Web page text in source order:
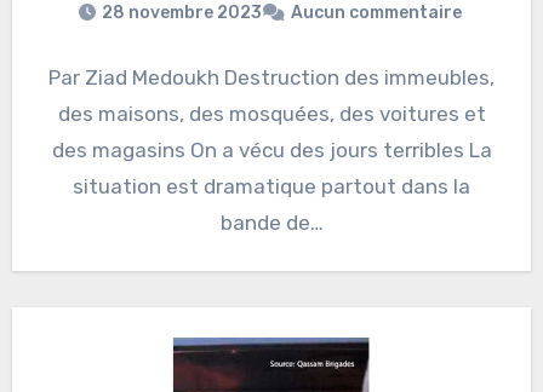
28 novembre 2023 Aucun commentaire
Par Ziad Medoukh Destruction des immeubles,
des maisons, des mosquées, des voitures et
des magasins On a vécu des jours terribles La
situation est dramatique partout dans la
bande de…